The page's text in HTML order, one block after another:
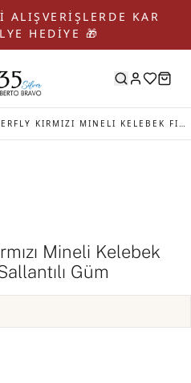
KAR
HEDİYE 🎁
MONARCH BUTTERFLY KIRMIZI MINELI KELEBEK FIGÜRLÜ PEMBE TAŞLI SALLANTILI GÜM
Mineli Kelebek
Güm